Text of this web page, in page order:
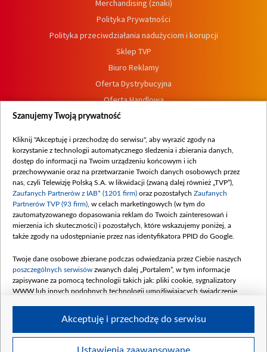
Merchandising (znaki)
Polityka Prywatności
Polityka przeciwdziałania nadużyciom i korupcji
Sklep TVP
Biuro Reklamy
Oferta Dystrybucyjna
Oferta Handlowa
Dostępność
Procedura zgłoszeń wewnętrznych
Szanujemy Twoją prywatność
Kliknij "Akceptuję i przechodzę do serwisu", aby wyrazić zgody na
korzystanie z technologii automatycznego śledzenia i zbierania danych,
dostęp do informacji na Twoim urządzeniu końcowym i ich
przechowywanie oraz na przetwarzanie Twoich danych osobowych przez
nas, czyli Telewizję Polską S.A. w likwidacji (zwaną dalej również „TVP”),
Zaufanych Partnerów z IAB* (1201 firm) oraz pozostałych Zaufanych
Partnerów TVP (93 firm) , w celach marketingowych (w tym do
zautomatyzowanego dopasowania reklam do Twoich zainteresowań i
mierzenia ich skuteczności) i pozostałych, które wskazujemy poniżej, a
także zgody na udostępnianie przez nas identyfikatora PPID do Google.
Twoje dane osobowe zbierane podczas odwiedzania przez Ciebie naszych
poszczególnych serwisów zwanych dalej „Portalem”, w tym informacje
zapisywane za pomocą technologii takich jak: pliki cookie, sygnalizatory
WWW lub innych podobnych technologii umożliwiających świadczenie
Twoje dane osobowe zbierane podczas odwiedzania przez Ciebie
Akceptuję i przechodzę do serwisu